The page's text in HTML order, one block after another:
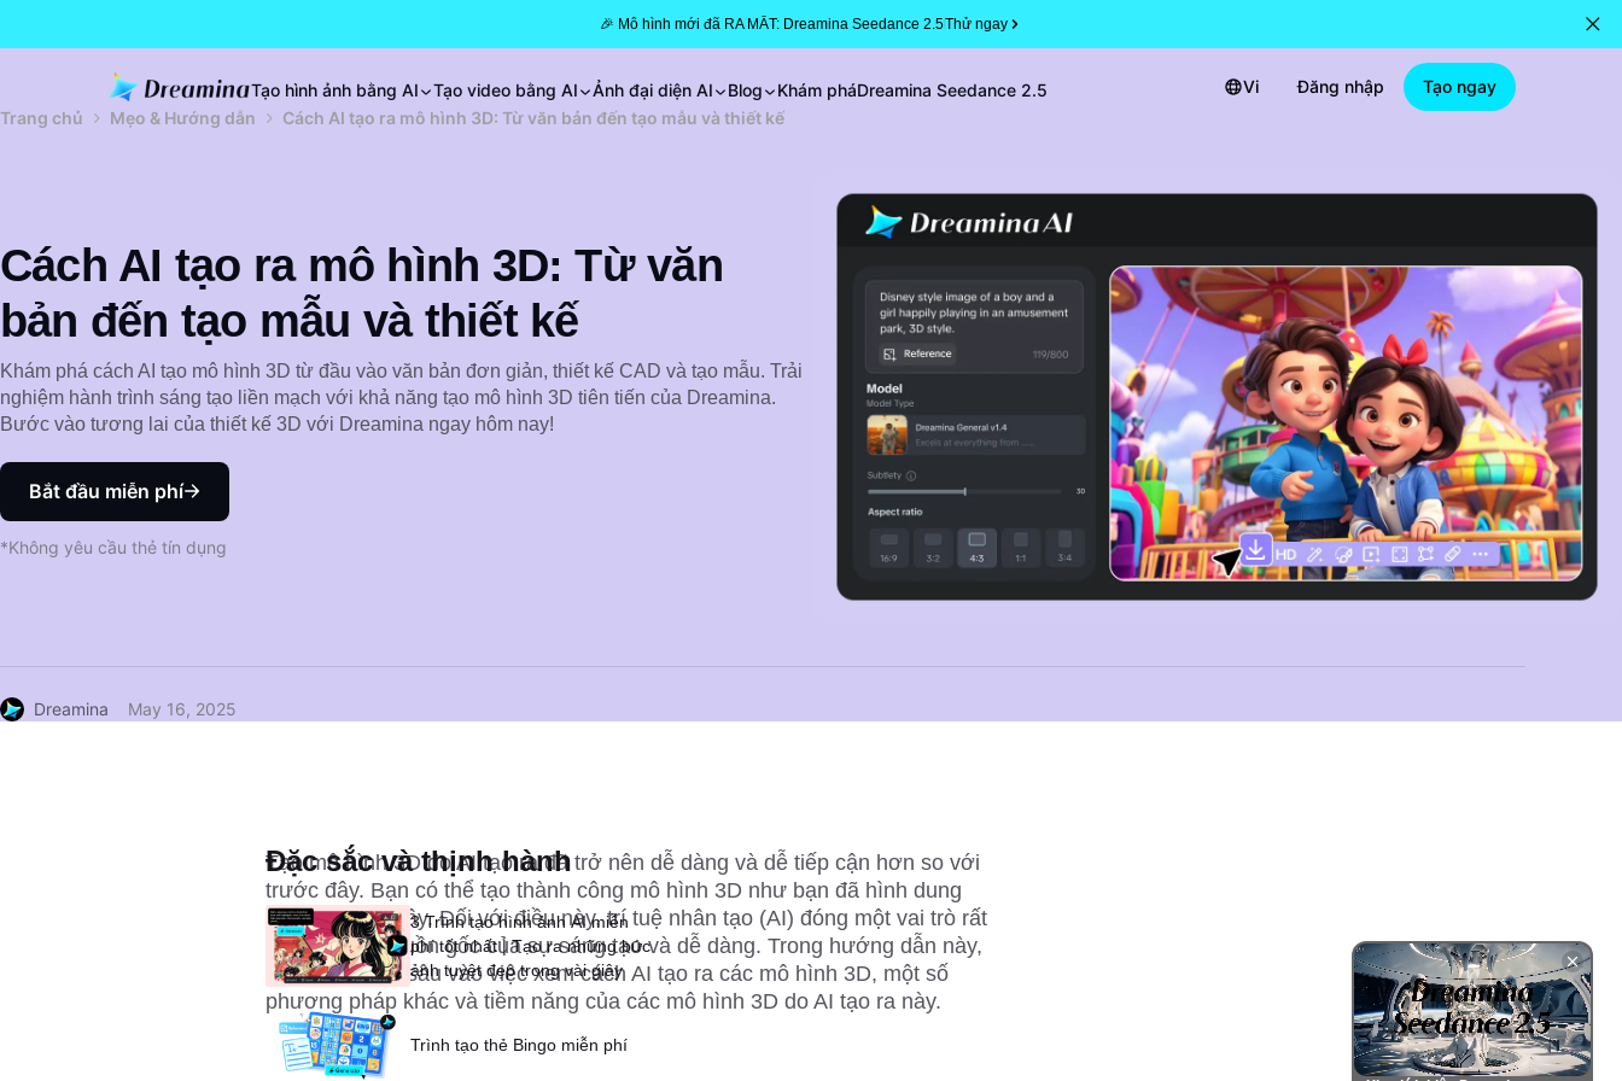
🎉 Mô hình mới đã RA MẮT: Dreamina Seedance 2.5Thử ngay
Tạo hình ảnh bằng AI Tạo video bằng AI Ảnh đại diện AI Blog Khám pháDreamina Seedance 2.5 Vi Đăng nhập
Tạo ngay
Trang chủ
Mẹo & Hướng dẫn Cách AI tạo ra mô hình 3D: Từ văn bản đến tạo mẫu và thiết kế
Cách AI tạo ra mô hình 3D: Từ văn
bản đến tạo mẫu và thiết kế
Khám phá cách AI tạo mô hình 3D từ đầu vào văn bản đơn giản, thiết kế CAD và tạo mẫu. Trải
nghiệm hành trình sáng tạo liền mạch với khả năng tạo mô hình 3D tiên tiến của Dreamina.
Bước vào tương lai của thiết kế 3D với Dreamina ngay hôm nay!
Bắt đầu miễn phí
*Không yêu cầu thẻ tín dụng
Dreamina May 16, 2025
Tạo mô hình 3D do AI tạo ra đã trở nên dễ dàng và dễ tiếp cận hơn so với
trước đây. Bạn có thể tạo thành công mô hình 3D như bạn đã hình dung
chỉ trong vài giây. Đối với điều này, trí tuệ nhân tạo (AI) đóng một vai trò rất
lớn vì đó là nguồn gốc của sự sáng tạo và dễ dàng. Trong hướng dẫn này,
chúng ta sẽ đi sâu vào việc xem cách AI tạo ra các mô hình 3D, một số
phương pháp khác và tiềm năng của các mô hình 3D do AI tạo ra này.
Đặc sắc và thịnh hành
3 Trình tạo hình ảnh AI miễn
phí tốt nhất | Tạo ra những bức
ảnh tuyệt đẹp trong vài giây
Trình tạo thẻ Bingo miễn phí